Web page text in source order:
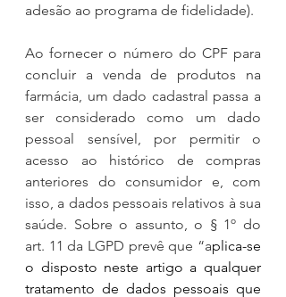
adesão ao programa de fidelidade).
Ao fornecer o número do CPF para
concluir a venda de produtos na
farmácia, um dado cadastral passa a
ser considerado como um dado
pessoal sensível, por permitir o
acesso ao histórico de compras
anteriores do consumidor e, com
isso, a dados pessoais relativos à sua
saúde. Sobre o assunto, o § 1º do
art. 11 da LGPD prevê que “aplica-se
o disposto neste artigo a qualquer
tratamento de dados pessoais que